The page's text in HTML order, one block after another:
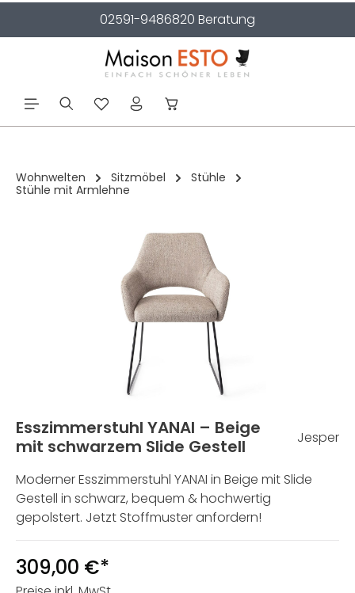
02591-9486820 Beratung
Wohnwelten Sitzmöbel
Stühle
Stühle mit Armlehne
Bildergalerie überspringen
Esszimmerstuhl YANAI – Beige
mit schwarzem Slide Gestell
Jesper
Moderner Esszimmerstuhl YANAI in Beige mit Slide
Gestell in schwarz, bequem & hochwertig
gepolstert. Jetzt Stoffmuster anfordern!
309,00 €*